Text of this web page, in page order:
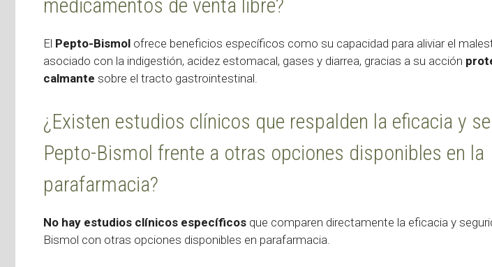
medicamentos de venta libre?
El Pepto-Bismol ofrece beneficios específicos como su capacidad para aliviar el
asociado con la indigestión, acidez estomacal, gases y diarrea, gracias a su acción
calmante sobre el tracto gastrointestinal.
¿Existen estudios clínicos que respalden la eficacia y
Pepto-Bismol frente a otras opciones disponibles en la
parafarmacia?
No hay estudios clínicos específicos que comparen directamente la eficacia y
Bismol con otras opciones disponibles en parafarmacia.